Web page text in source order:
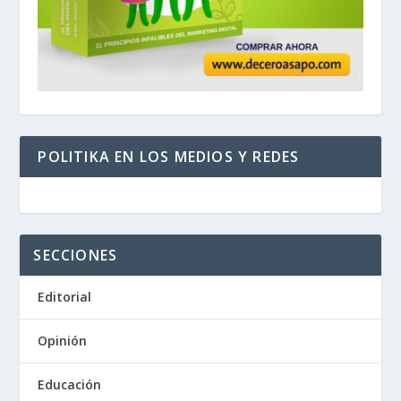
POLITIKA EN LOS MEDIOS Y REDES
SECCIONES
Editorial
Opinión
Educación